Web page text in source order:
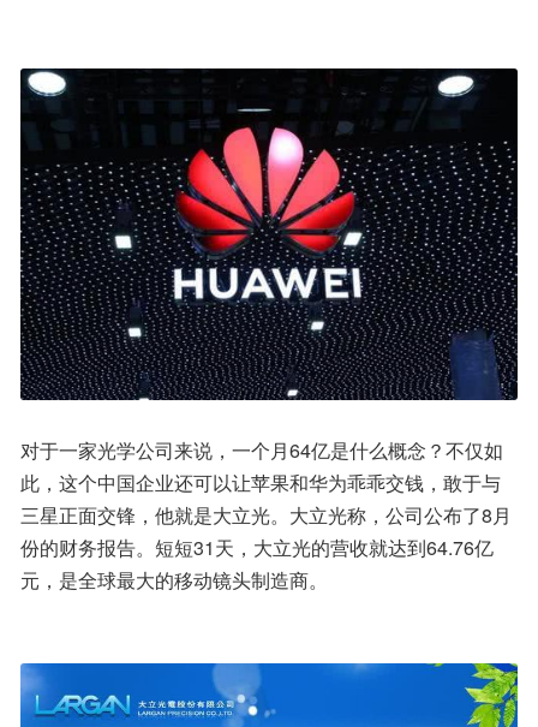
对于一家光学公司来说，一个月64亿是什么概念？不仅如
此，这个中国企业还可以让苹果和华为乖乖交钱，敢于与
三星正面交锋，他就是大立光。大立光称，公司公布了8月
份的财务报告。短短31天，大立光的营收就达到64.76亿
元，是全球最大的移动镜头制造商。